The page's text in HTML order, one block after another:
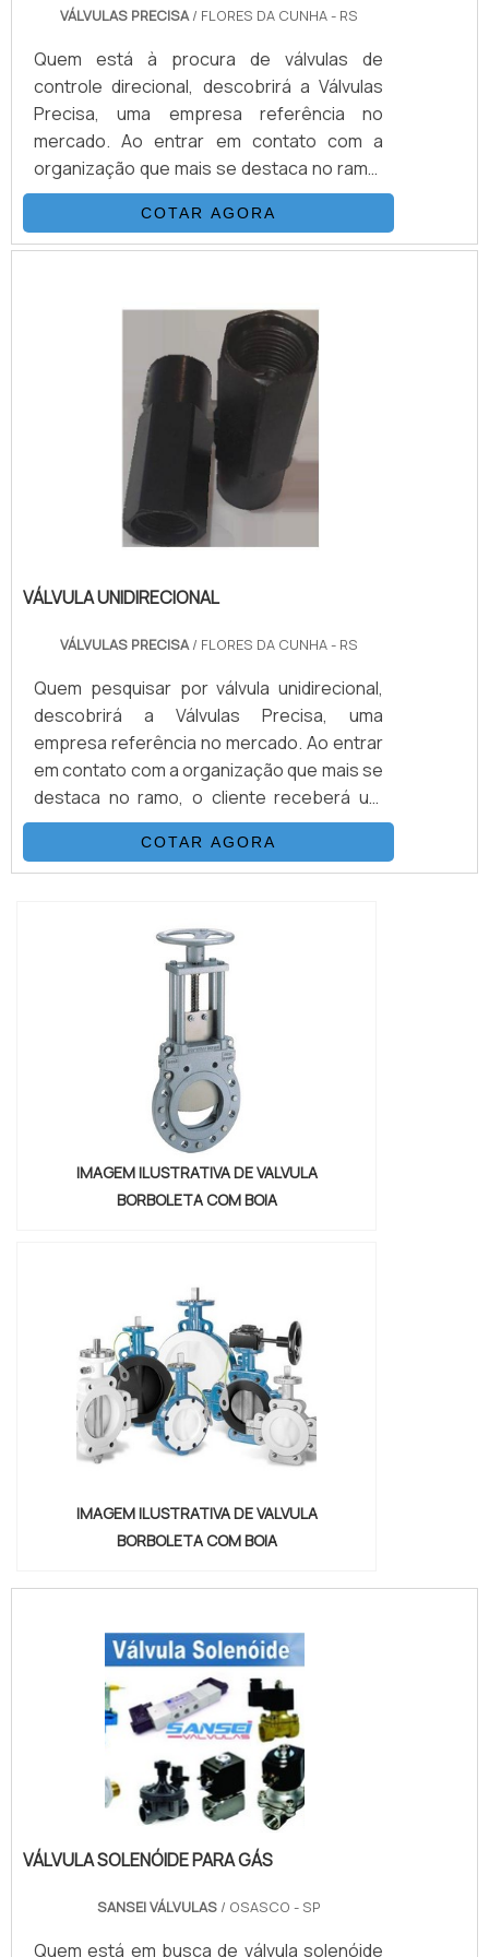
VÁLVULAS PRECISA/ FLORES DA CUNHA - RS
Quem está à procura de válvulas de
controle direcional, descobrirá a Válvulas
Precisa, uma empresa referência no
mercado. Ao entrar em contato com a
organização que mais se destaca no ramo,
o cliente receberá um suporte completo
para sanar eventuais dúvidas sobre o
produto a ser adquirido.MAIS
CONTROLE DIRECIONALQuem quer
encontrar válvulas de controle direcional
em uma empresa que preza pela
segurança, enc...
COTAR AGORA
VÁLVULA UNIDIRECIONAL
VÁLVULAS PRECISA/ FLORES DA CUNHA - RS
Quem pesquisar por válvula unidirecional,
descobrirá a Válvulas Precisa, uma
empresa referência no mercado. Ao entrar
em contato com a organização que mais se
destaca no ramo, o cliente receberá um
suporte completo para sanar eventuais
dúvidas sobre o produto a ser
adquirido.Quando o interesse é por válvula
profissionais da Válvulas Precisa o cliente
encontrará excelente custo-benefício e
diversas opções d...
COTAR AGORA
IMAGEM ILUSTRATIVA DE VALVULA
BORBOLETA COM BOIA
IMAGEM ILUSTRATIVA DE VALVULA
BORBOLETA COM BOIA
VÁLVULA SOLENÓIDE PARA GÁS
SANSEI VÁLVULAS/ OSASCO - SP
Quem está em busca de válvula solenóide